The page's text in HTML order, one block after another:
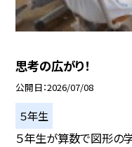
思考の広がり！
公開日 2026/07/08
５年生
５年生が算数で図形の